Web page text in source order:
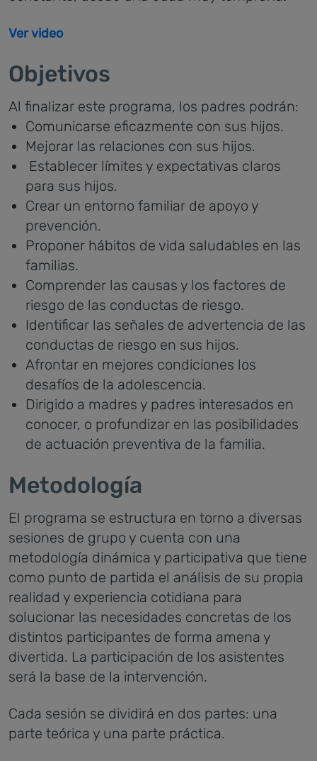
Ver video
Objetivos
Al finalizar este programa, los padres podrán:
Comunicarse eficazmente con sus hijos.
Mejorar las relaciones con sus hijos.
Establecer límites y expectativas claros
para sus hijos.
Crear un entorno familiar de apoyo y
prevención.
Proponer hábitos de vida saludables en las
familias.
Comprender las causas y los factores de
riesgo de las conductas de riesgo.
Identificar las señales de advertencia de las
conductas de riesgo en sus hijos.
Afrontar en mejores condiciones los
desafíos de la adolescencia.
Dirigido a madres y padres interesados en
conocer, o profundizar en las posibilidades
de actuación preventiva de la familia.
Metodología
El programa se estructura en torno a diversas
sesiones de grupo y cuenta con una
metodología dinámica y participativa que tiene
como punto de partida el análisis de su propia
realidad y experiencia cotidiana para
solucionar las necesidades concretas de los
distintos participantes de forma amena y
divertida. La participación de los asistentes
será la base de la intervención.
Cada sesión se dividirá en dos partes: una
parte teórica y una parte práctica.